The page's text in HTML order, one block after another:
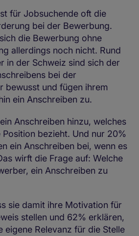
für Jobsuchende oft die
bei der Bewerbung.
die Bewerbung ohne
allerdings noch nicht. Rund
in der Schweiz sind sich der
bei der
bewusst und fügen ihrem
ein Anschreiben zu.
Anschreiben hinzu, welches
Position bezieht. Und nur 20%
ein Anschreiben bei, wenn es
wirft die Frage auf: Welche
ein Anschreiben zu
sie damit ihre Motivation für
stellen und 62% erklären,
eigene Relevanz für die Stelle